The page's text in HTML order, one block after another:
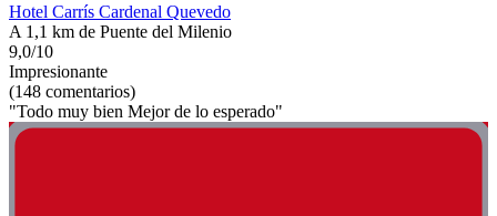
Hotel Carrís Cardenal Quevedo
A 1,1 km de Puente del Milenio
9,0/10
Impresionante
(148 comentarios)
"Todo muy bien Mejor de lo esperado"